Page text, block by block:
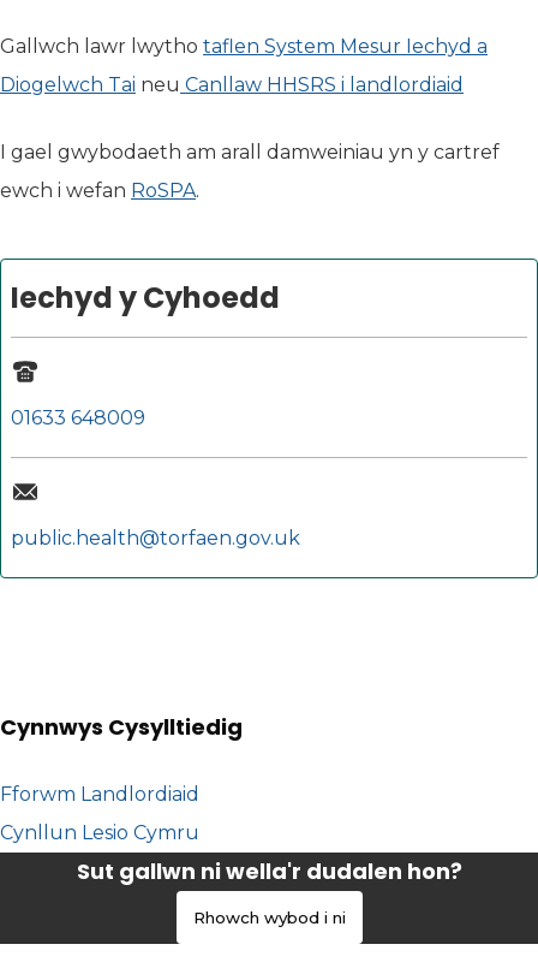
Gallwch lawr lwytho taflen System Mesur Iechyd a
Diogelwch Tai (yn agor mewn tab newydd)
neu Canllaw HHSRS i landlordiaid
I gael gwybodaeth am arall damweiniau yn y cartref
ewch i wefan RoSPA(yn agor mewn tab newydd)
.
Iechyd y Cyhoedd
01633 648009
public.health@torfaen.gov.uk
Cynnwys Cysylltiedig
Fforwm Landlordiaid
Cynllun Lesio Cymru
Sut gallwn ni wella'r dudalen hon?
Rhowch wybod i ni